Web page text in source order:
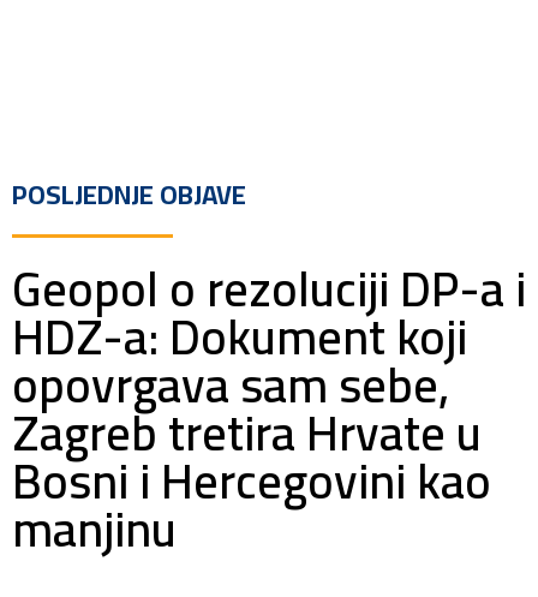
POSLJEDNJE OBJAVE
Geopol o rezoluciji DP-a i
HDZ-a: Dokument koji
opovrgava sam sebe,
Zagreb tretira Hrvate u
Bosni i Hercegovini kao
manjinu